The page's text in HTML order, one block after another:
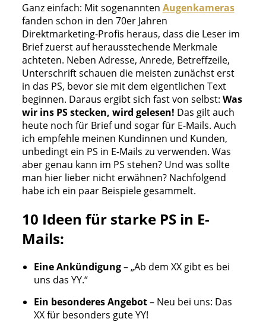
Ganz einfach: Mit sogenannten Augenkameras
fanden schon in den 70er Jahren
Direktmarketing-Profis heraus, dass die Leser im
Brief zuerst auf herausstechende Merkmale
achteten. Neben Adresse, Anrede, Betreffzeile,
Unterschrift schauen die meisten zunächst erst
in das PS, bevor sie mit dem eigentlichen Text
beginnen. Daraus ergibt sich fast von selbst: Was
wir ins PS stecken, wird gelesen! Das gilt auch
heute noch für Brief und sogar für E-Mails. Auch
ich empfehle meinen Kundinnen und Kunden,
unbedingt ein PS in E-Mails zu verwenden. Was
aber genau kann im PS stehen? Und was sollte
man hier lieber nicht erwähnen? Nachfolgend
habe ich ein paar Beispiele gesammelt.
10 Ideen für starke PS in E-
Mails:
Eine Ankündigung– „Ab dem XX gibt es bei
uns das YY.“
Ein besonderes Angebot– Neu bei uns: Das
XX für besonders gute YY!